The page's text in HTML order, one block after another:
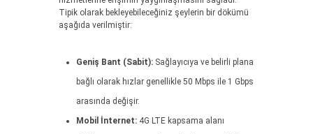
Tipik olarak bekleyebileceğiniz şeylerin bir dökümü
aşağıda verilmiştir:
Geniş Bant (Sabit): Sağlayıcıya ve belirli plana
bağlı olarak hızlar genellikle 50 Mbps ile 1 Gbps
arasında değişir.
Mobil İnternet: 4G LTE kapsama alanı